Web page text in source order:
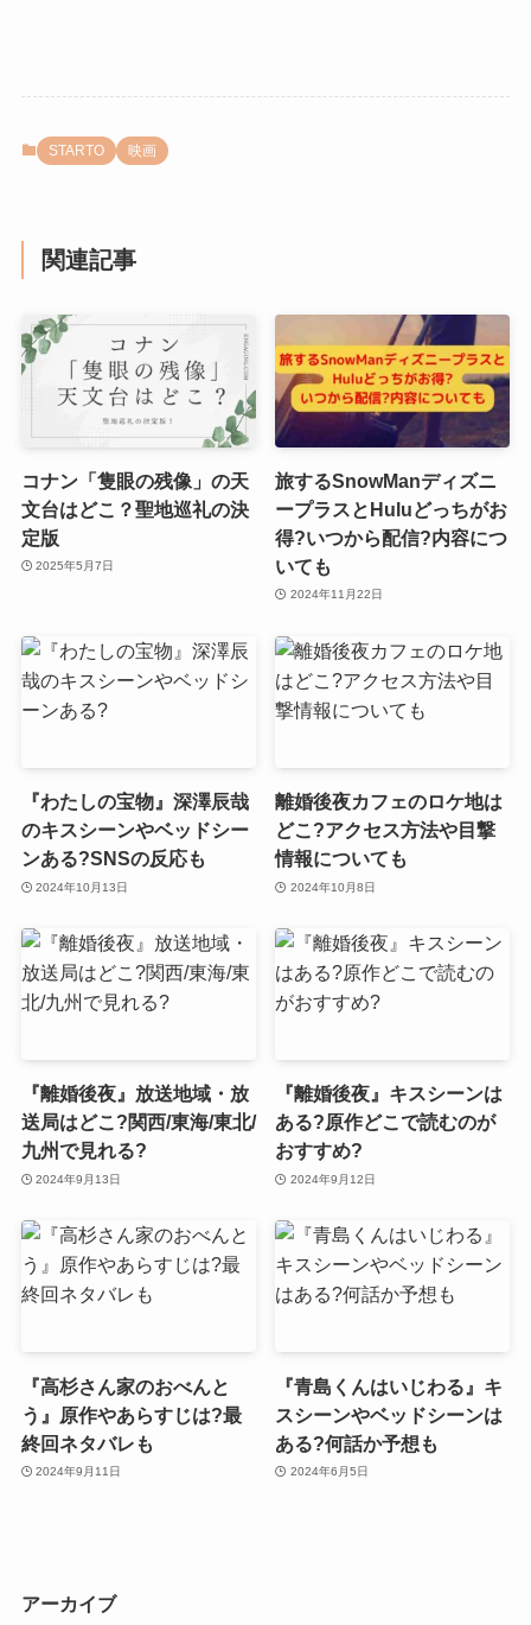
STARTO 映画
関連記事
コナン「隻眼の残像」の天
文台はどこ？聖地巡礼の決
定版
2025年5月7日
旅するSnowManディズニ
ープラスとHuluどっちがお
得?いつから配信?内容につ
いても
2024年11月22日
『わたしの宝物』深澤辰哉
のキスシーンやベッドシー
ンある?SNSの反応も
2024年10月13日
離婚後夜カフェのロケ地は
どこ?アクセス方法や目撃
情報についても
2024年10月8日
『離婚後夜』放送地域・放
送局はどこ?関西/東海/東北/
九州で見れる?
2024年9月13日
『離婚後夜』キスシーンは
ある?原作どこで読むのが
おすすめ?
2024年9月12日
『高杉さん家のおべんと
う』原作やあらすじは?最
終回ネタバレも
2024年9月11日
『青島くんはいじわる』キ
スシーンやベッドシーンは
ある?何話か予想も
2024年6月5日
アーカイブ